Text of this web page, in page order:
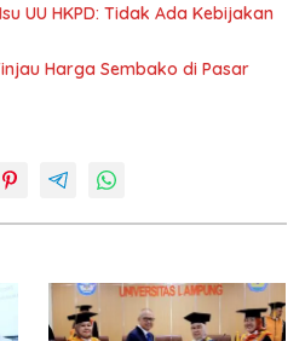
UU HKPD: Tidak Ada Kebijakan
Harga Sembako di Pasar